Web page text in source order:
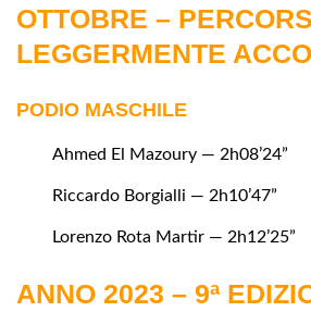
OTTOBRE –
LEGGERMENTE
PODIO MASCHILE
Ahmed El Mazoury — 2h08’24”
Riccardo Borgialli — 2h10’47”
Lorenzo Rota Martir — 2h12’25”
ANNO 2023 – 9ª